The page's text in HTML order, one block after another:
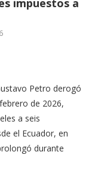
impuestos a
Petro derogó
de 2026,
a seis
el Ecuador, en
durante